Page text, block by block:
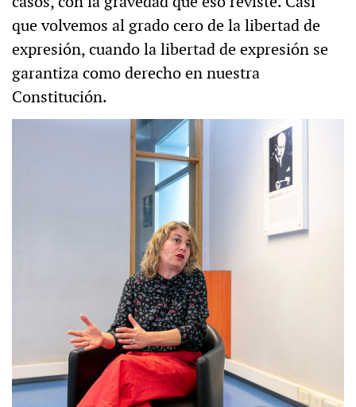
que volvemos al grado cero de la libertad de
expresión, cuando la libertad de expresión se
garantiza como derecho en nuestra
Constitución.